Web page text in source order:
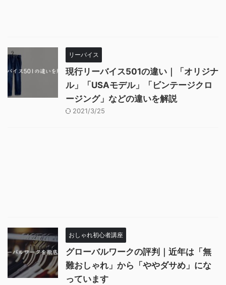
リーバイス
現行リーバイス501の違い｜「オリジナ
ル」「USAモデル」「ビンテージクロ
ージング」などの違いを解説
2021/3/25
おしゃれ初心者講座
グローバルワークの評判｜近年は「無
難おしゃれ」から「ややダサめ」にな
っています